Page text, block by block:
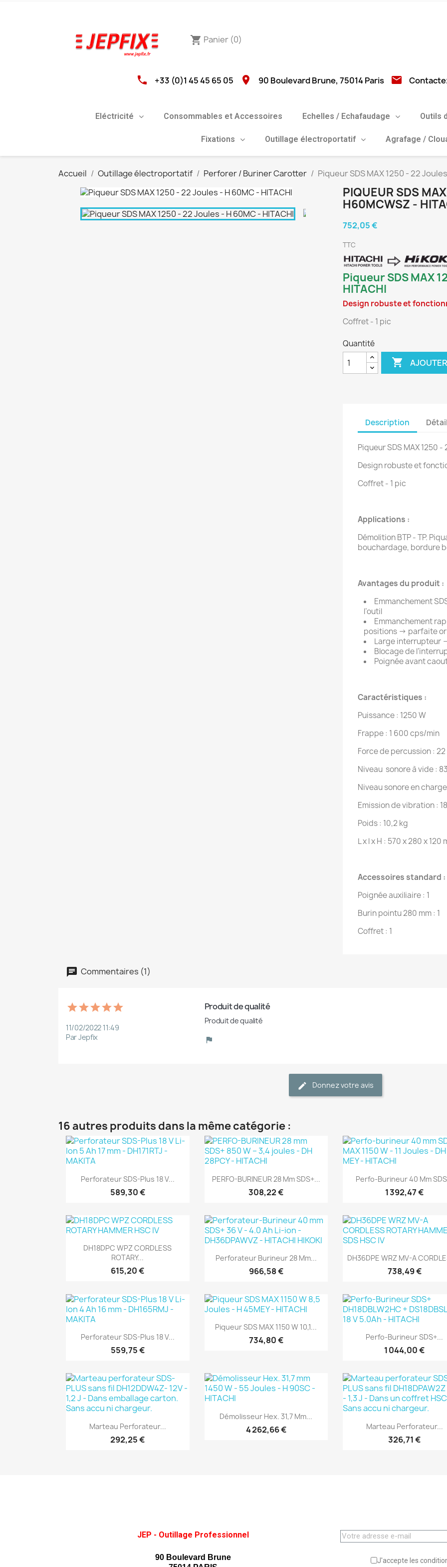
shopping_cart Panier (0)
phone +33 (0)1 45 45 65 05 location_on 90 Boulevard Brune, 75014 Paris email
Eléctricité Consommables et Accessoires Echelles / Echafaudage Outils
Fixations Outillage électroportatif Agrafage /
Accueil Outillage électroportatif Perforer / Buriner Carotter Piqueur SDS MAX 1250 - 22
PIQUEUR SDS
H60MCWSZ -
752,05 €
TTC
Piqueur SDS MAX
HITACHI
Design robuste et
Coffret - 1 pic
Quantité

Description
Piqueur SDS MAX 1250
Design robuste et
Coffret - 1 pic
Applications :
Démolition BTP - TP.
bouchardage, bordure
Avantages du produit :
Emmanchement
l’outil
Emmanchement
positions → parfaite
Large interrupteur
Blocage de
Poignée avant
Caractéristiques :
Puissance : 1250 W
Frappe : 1 600 cps/min
Force de percussion : 22
Niveau sonore à vide :
Niveau sonore en
Emission de vibration :
Poids : 10,2 kg
L x l x H : 570 x 280 x 120
Accessoires standard :
Poignée auxiliaire : 1
Burin pointu 280 mm : 1
Coffret : 1
Commentaires (1)
11/02/2022 11:49
Par Jepfix
Produit de qualité
Produit de qualité
Donnez votre avis
16 autres produits dans la même catégorie :
Aperçu rapide
Perforateur SDS-Plus 18 V...
589,30 €
 Aperçu rapide
PERFO-BURINEUR 28 Mm SDS+...
308,22 €
Aperçu rapide
Perfo-Burineur 40 Mm
1 392,47 €
Aperçu rapide
DH18DPC WPZ CORDLESS
ROTARY...
615,20 €
(1)
Aperçu rapide
Perforateur Burineur 28 Mm...
966,58 €
(1)
Aperçu rapide
DH36DPE WRZ MV-A
738,49 €
Aperçu rapide
Perforateur SDS-Plus 18 V...
559,75 €
Aperçu rapide
Piqueur SDS MAX 1150 W 10,1...
734,80 €
(1)
Aperçu rapide
Perfo-Burineur SDS+...
1 044,00 €
Aperçu rapide
Marteau Perforateur...
292,25 €
(1)
Aperçu rapide
Démolisseur Hex. 31,7 Mm...
4 262,66 € Aperçu rapide
Marteau Perforateur...
326,71 €
(1)
JEP - Outillage Professionnel
90 Boulevard Brune
J'accepte les